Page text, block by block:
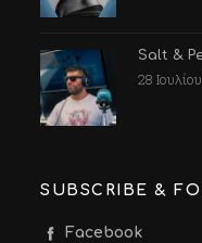
Salt &
28
SUBSCRIBE &
Facebook